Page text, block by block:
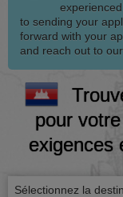
to sending your
forward with your
and reach out to
pour
exigences
Sélectionnez la